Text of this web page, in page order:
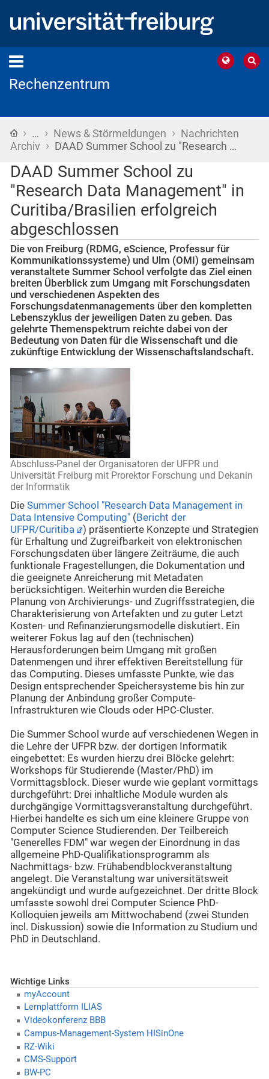
Rechenzentrum
Startseite
› … › News & Störmeldungen › Nachrichten
Archiv › DAAD Summer School zu "Research …
DAAD Summer School zu
"Research Data Management" in
Curitiba/Brasilien erfolgreich
abgeschlossen
Die von Freiburg (RDMG, eScience, Professur für
Kommunikationssysteme) und Ulm (OMI) gemeinsam
veranstaltete Summer School verfolgte das Ziel einen
breiten Überblick zum Umgang mit Forschungsdaten
und verschiedenen Aspekten des
Forschungsdatenmanagements über den kompletten
Lebenszyklus der jeweiligen Daten zu geben. Das
gelehrte Themenspektrum reichte dabei von der
Bedeutung von Daten für die Wissenschaft und die
zukünftige Entwicklung der Wissenschaftslandschaft.
Abschluss-Panel der Organisatoren der UFPR und
Universität Freiburg mit Prorektor Forschung und Dekanin
der Informatik
Die Summer School "Research Data Management in
Data Intensive Computing" (Bericht der
UFPR/Curitiba
) präsentierte Konzepte und Strategien
für Erhaltung und Zugreifbarkeit von elektronischen
Forschungsdaten über längere Zeiträume, die auch
funktionale Fragestellungen, die Dokumentation und
die geeignete Anreicherung mit Metadaten
berücksichtigen. Weiterhin wurden die Bereiche
Planung von Archivierungs- und Zugriffsstrategien, die
Charakterisierung von Artefakten und zu guter Letzt
Kosten- und Refinanzierungsmodelle diskutiert. Ein
weiterer Fokus lag auf den (technischen)
Herausforderungen beim Umgang mit großen
Datenmengen und ihrer effektiven Bereitstellung für
das Computing. Dieses umfasste Punkte, wie das
Design entsprechender Speichersysteme bis hin zur
Planung der Anbindung großer Compute-
Infrastrukturen wie Clouds oder HPC-Cluster.
Die Summer School wurde auf verschiedenen Wegen in
die Lehre der UFPR bzw. der dortigen Informatik
eingebettet: Es wurden hierzu drei Blöcke gelehrt:
Workshops für Studierende (Master/PhD) im
Vormittagsblock. Dieser wurde wie geplant vormittags
durchgeführt: Drei inhaltliche Module wurden als
durchgängige Vormittagsveranstaltung durchgeführt.
Hierbei handelte es sich um eine kleinere Gruppe von
Computer Science Studierenden. Der Teilbereich
"Generelles FDM" war wegen der Einordnung in das
allgemeine PhD-Qualifikationsprogramm als
Nachmittags- bzw. Frühabendblockveranstaltung
angelegt. Die Veranstaltung war universitätsweit
angekündigt und wurde aufgezeichnet. Der dritte Block
umfasste sowohl drei Computer Science PhD-
Kolloquien jeweils am Mittwochabend (zwei Stunden
incl. Diskussion) sowie die Information zu Studium und
PhD in Deutschland.
Wichtige Links
myAccount
Lernplattform ILIAS
Videokonferenz BBB
Campus-Management-System HISinOne
RZ-Wiki
CMS-Support
BW-PC